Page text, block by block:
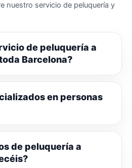
nuestro servicio de peluquería y
de peluquería a
Barcelona?
en personas
de peluquería a